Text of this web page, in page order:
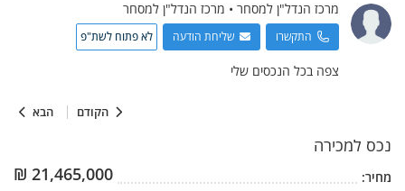
הקודם הבא
מרכז הנדל"ן למסחר • מרכז הנדל"ן למסחר
התקשרו שליחת הודעה לא פתוח לשת"פ
צפה בכל הנכסים שלי
נכס למכירה
מחיר: 21,465,000
₪